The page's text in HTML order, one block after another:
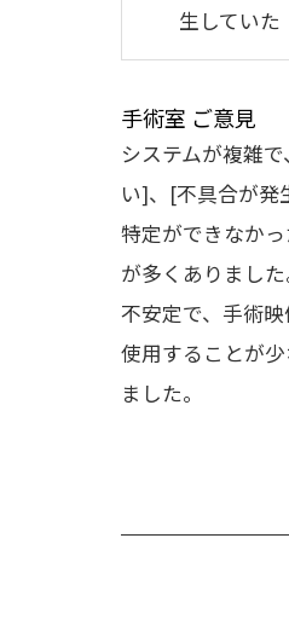
生していた
手術室 ご意見
システムが複雑
い]、[不具合が発
特定ができなか
が多くありまし
不安定で、手術
使用することが
ました。